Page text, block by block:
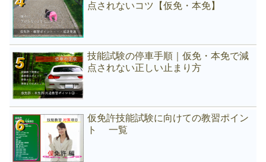
点されないコツ【仮免・本免】
技能試験の停車手順｜仮免・本免で減
点されない正しい止まり方
仮免許技能試験に向けての教習ポイン
ト 一覧